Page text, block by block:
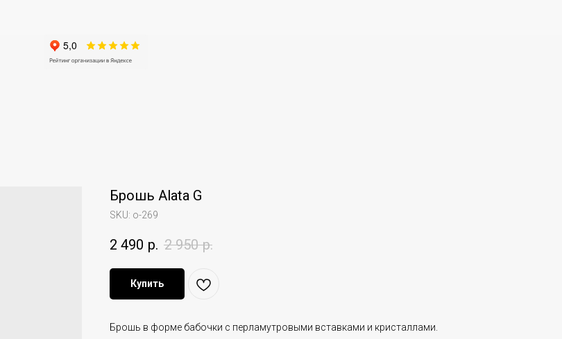
Брошь Alata G
SKU: o-269
2 490 р. 2 950 р.
Купить
Брошь в форме бабочки с перламутровыми вставками и кристаллами.